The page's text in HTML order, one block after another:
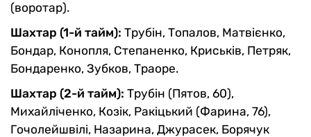
(воротар).
Шахтар (1-й тайм): Трубін, Топалов, Матвієнко,
Бондар, Конопля, Степаненко, Криськів, Петряк,
Бондаренко, Зубков, Траоре.
Шахтар (2-й тайм): Трубін (Пятов, 60),
Михайліченко, Козік, Ракіцький (Фарина, 76),
Гочолейшвілі, Назарина, Джурасек, Борячук